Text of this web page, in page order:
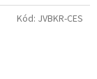
Kód: JVBKR-CES